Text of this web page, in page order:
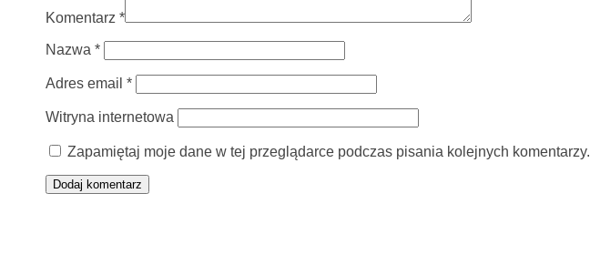
Komentarz *
Nazwa *
Adres email *
Witryna internetowa
Zapamiętaj moje dane w tej przeglądarce podczas pisania kolejnych komentarzy.